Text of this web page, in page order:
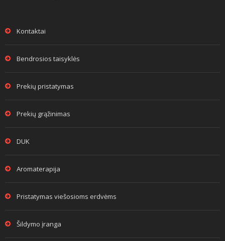
Kontaktai
Bendrosios taisyklės
Prekių pristatymas
Prekių grąžinimas
DUK
Aromaterapija
Pristatymas viešosioms erdvėms
Šildymo įranga